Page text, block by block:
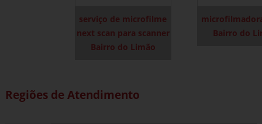
serviço de microfilme
next scan para scanner
Bairro do Limão
Bairro do
Regiões de Atendimento